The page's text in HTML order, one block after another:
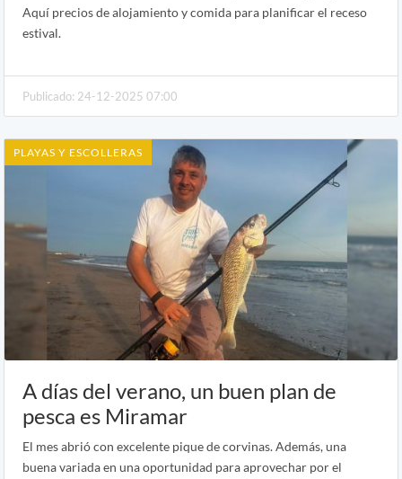
Aquí precios de alojamiento y comida para planificar el receso
estival.
Publicado: 24-12-2025 07:00
PLAYAS Y ESCOLLERAS
A días del verano, un buen plan de
pesca es Miramar
El mes abrió con excelente pique de corvinas. Además, una
buena variada en una oportunidad para aprovechar por el